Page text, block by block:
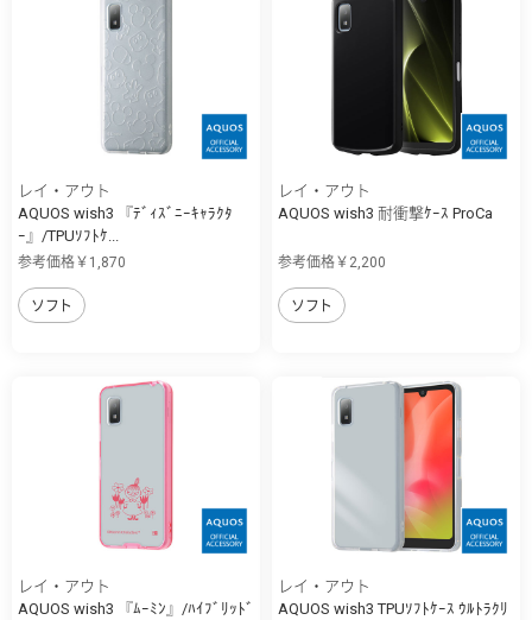
レイ・アウト
AQUOS wish3 『ﾃﾞｨｽﾞﾆｰｷｬﾗｸﾀ
ｰ』/TPUｿﾌﾄｹ...
参考価格￥1,870
ソフト
レイ・アウト
AQUOS wish3 耐衝撃ｹｰｽ ProCa
参考価格￥2,200
ソフト
レイ・アウト
AQUOS wish3 『ﾑｰﾐﾝ』/ﾊｲﾌﾞﾘｯﾄﾞ
レイ・アウト
AQUOS wish3 TPUｿﾌﾄｹｰｽ ｳﾙﾄﾗｸﾘ